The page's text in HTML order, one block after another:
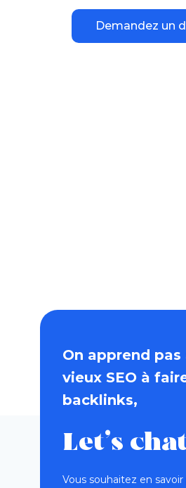
Demandez un
On apprend pas
vieux SEO à
backlinks,
Let’s
Vous souhaitez en savoir